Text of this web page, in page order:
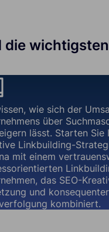
die
wie sich der
über
lässt. Starten Sie
Linkbuilding-
mit einem
das SEO-
und konsequenter
kombiniert.